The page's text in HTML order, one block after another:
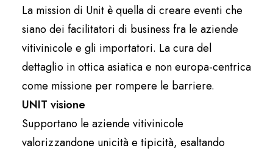
La mission di Unit è quella di creare eventi che
siano dei facilitatori di business fra le aziende
vitivinicole e gli importatori. La cura del
dettaglio in ottica asiatica e non europa-centrica
come missione per rompere le barriere.
UNIT visione
Supportano le aziende vitivinicole
valorizzandone unicità e tipicità, esaltando